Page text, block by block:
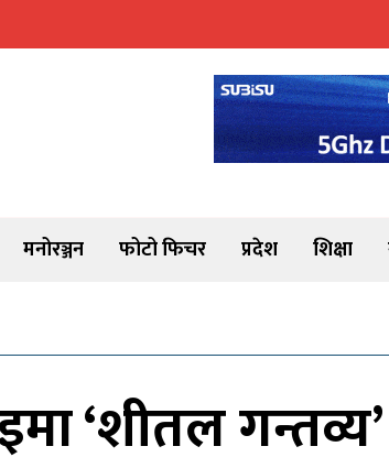
मनोरञ्जन फोटो फिचर प्रदेश शिक्षा
‘शीतल गन्तव्य’